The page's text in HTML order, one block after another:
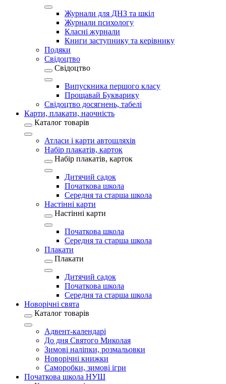
Журнали для ДНЗ та шкіл
Журнали психологу
Класні журнали
Книги заступнику та керівнику
Подяки
Свідоцтво
Свідоцтво
Випускника першого класу
Прощавай Букварику
Свідоцтво досягнень, табелі
Карти, плакати, наочність
Каталог товарів
Атласи і карти автошляхів
Набір плакатів, карток
Набір плакатів, карток
Дитячий садок
Початкова школа
Середня та старша школа
Настінні карти
Настінні карти
Початкова школа
Середня та старша школа
Плакати
Плакати
Дитячий садок
Початкова школа
Середня та старша школа
Новорічні свята
Каталог товарів
Адвент-календарі
До дня Святого Миколая
Зимові наліпки, розмальовки
Новорічні книжки
Саморобки, зимові ігри
Початкова школа НУШ